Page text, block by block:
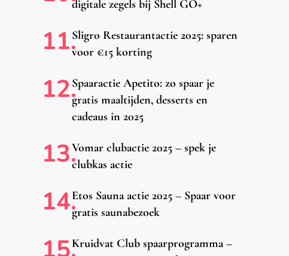
digitale zegels bij Shell GO+
Sligro Restaurantactie 2025: sparen
voor €15 korting
Spaaractie Apetito: zo spaar je
gratis maaltijden, desserts en
cadeaus in 2025
Vomar clubactie 2025 – spek je
clubkas actie
Etos Sauna actie 2025 – Spaar voor
gratis saunabezoek
Kruidvat Club spaarprogramma –